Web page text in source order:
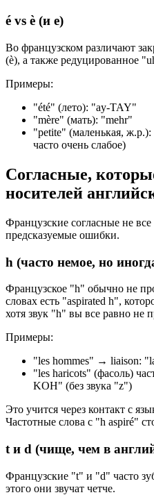
é vs è (и e)
Во французском различают
(è), а также редуцированное
Примеры:
"été" (лето): "ay-TAY"
"mère" (мать): "mehr"
"petite" (маленькая,
часто очень слабое)
Согласные,
носителей
Французские согласные не
предсказуемые ошибки.
h (часто немое, но
Французское "h" обычно не
словах есть "aspirated h",
хотя звук "h" вы все равно не
Примеры:
"les hommes" → liaison:
"les haricots" (фасоль)
KOH" (без звука "z")
Это учится через контакт с
Частотные слова с "h aspiré"
t и d (чище, чем в
Французские "t" и "d" часто
этого они звучат четче.